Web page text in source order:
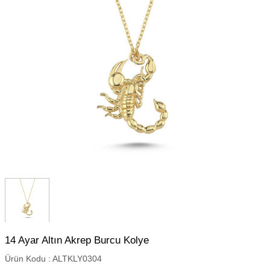
14 Ayar Altın Akrep Burcu Kolye
Ürün Kodu : ALTKLY0304